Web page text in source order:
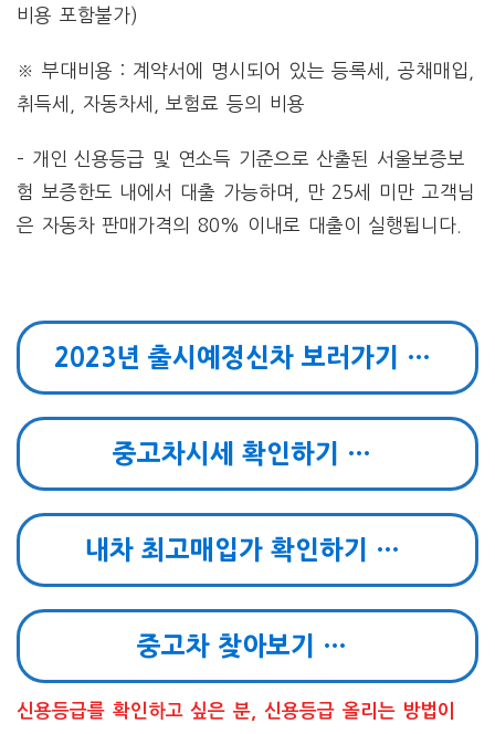
비용 포함불가)
※ 부대비용 : 계약서에 명시되어 있는 등록세, 공채매입,
취득세, 자동차세, 보험료 등의 비용
– 개인 신용등급 및 연소득 기준으로 산출된 서울보증보
험 보증한도 내에서 대출 가능하며, 만 25세 미만 고객님
은 자동차 판매가격의 80% 이내로 대출이 실행됩니다.
2023년 출시예정신차 보러가기 …
중고차시세 확인하기 …
내차 최고매입가 확인하기 …
중고차 찾아보기 …
신용등급를 확인하고 싶은 분, 신용등급 올리는 방법이